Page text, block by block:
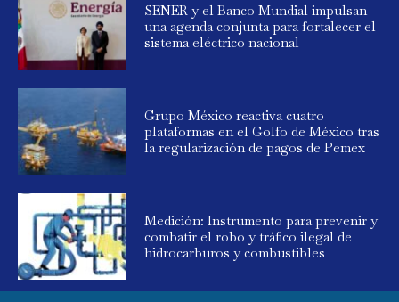
SENER y el Banco Mundial impulsan
una agenda conjunta para fortalecer el
sistema eléctrico nacional
Grupo México reactiva cuatro
plataformas en el Golfo de México tras
la regularización de pagos de Pemex
Medición: Instrumento para prevenir y
combatir el robo y tráfico ilegal de
hidrocarburos y combustibles